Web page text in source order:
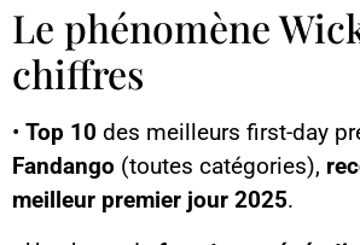
Le phénomène
chiffres
• Top 10 des meilleurs first-day
Fandango (toutes catégories),
meilleur premier jour 2025.